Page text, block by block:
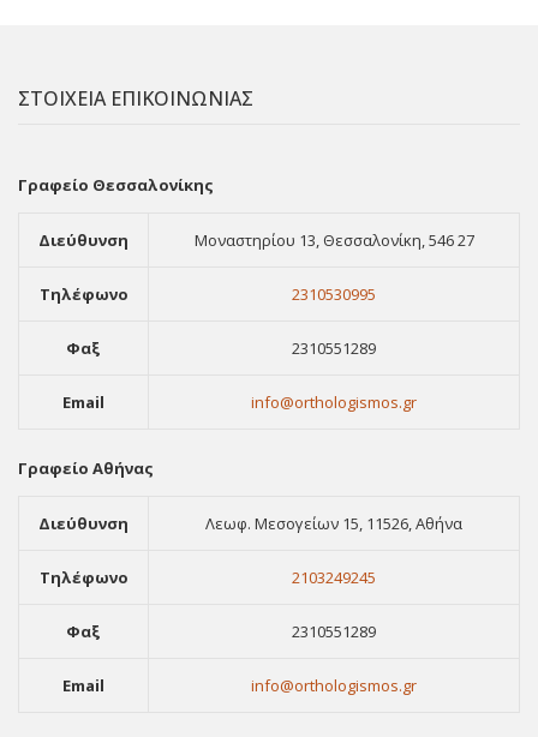
ΣΤΟΙΧΕΙΑ ΕΠΙΚΟΙΝΩΝΙΑΣ
Γραφείο Θεσσαλονίκης
Διεύθυνση Μοναστηρίου 13, Θεσσαλονίκη, 546 27
Τηλέφωνο 2310530995
Φαξ 2310551289
Email info@orthologismos.gr
Γραφείο Αθήνας
Διεύθυνση Λεωφ. Μεσογείων 15, 11526, Αθήνα
Τηλέφωνο 2103249245
Φαξ 2310551289
Email info@orthologismos.gr